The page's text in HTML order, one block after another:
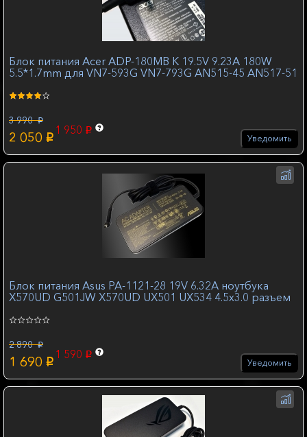
Блок питания Acer ADP-180MB K 19.5V 9.23A 180W
5.5*1.7mm для VN7-593G VN7-793G AN515-45 AN517-51
3 990 p
2 050 p
1 950 p
Уведомить
Блок питания Asus PA-1121-28 19V 6.32A ноутбука
X570UD G501JW X570UD UX501 UX534 4.5x3.0 разъем
2 890 p
1 690 p
1 590 p
Уведомить